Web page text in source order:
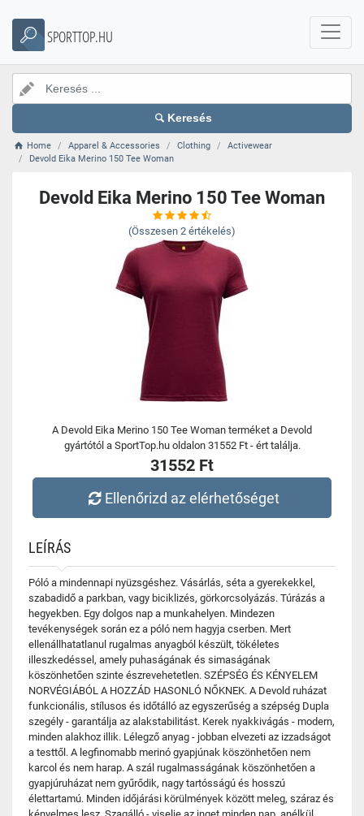
SPORTTOP.HU
Keresés
Home Apparel & Accessories Clothing
Activewear
Devold Eika Merino 150 Tee Woman
Devold Eika Merino 150 Tee Woman
(Összesen 2 értékelés)
A Devold Eika Merino 150 Tee Woman terméket a Devold
gyártótól a SportTop.hu oldalon 31552 Ft - ért találja.
31552 Ft
Ellenőrizd az elérhetőséget
LEÍRÁS
Póló a mindennapi nyüzsgéshez. Vásárlás, séta a gyerekekkel,
szabadidő a parkban, vagy biciklizés, görkorcsolyázás. Túrázás a
hegyekben. Egy dolgos nap a munkahelyen. Mindezen
tevékenységek során ez a póló nem hagyja cserben. Mert
ellenállhatatlanul rugalmas anyagból készült, tökéletes
illeszkedéssel, amely puhaságának és simaságának
köszönhetően szinte észrevehetetlen. SZÉPSÉG ÉS KÉNYELEM
NORVÉGIÁBÓL A HOZZÁD HASONLÓ NŐKNEK. A Devold ruházat
funkcionális, stílusos és időtálló az egyszerűség a szépség Dupla
szegély - garantálja az alakstabilitást. Kerek nyakkivágás - modern,
minden alakhoz illik. Lélegző anyag - jobban elvezeti az izzadságot
a testtől. A legfinomabb merinó gyapjúnak köszönhetően nem
karcol és nem harap. A szál rugalmasságának köszönhetően a
gyapjúruházat nem gyűrődik, nagy tartósságú és hosszú
élettartamú. Minden időjárási körülmények között meleg, száraz és